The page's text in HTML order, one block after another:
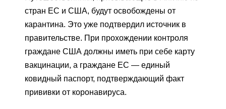
стран ЕС и США, будут освобождены от
карантина. Это уже подтвердил источник в
правительстве. При прохождении контроля
граждане США должны иметь при себе карту
вакцинации, а граждане ЕС — единый
ковидный паспорт, подтверждающий факт
прививки от коронавируса.